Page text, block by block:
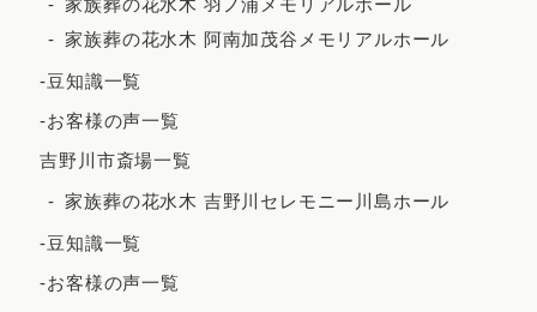
2023年1月
2022年12月
2022年5月
家族葬の花水木 羽ノ浦メモリアルホール
家族葬の花水木 阿南加茂谷メモリアルホール
-豆知識一覧
-お客様の声一覧
吉野川市斎場一覧
家族葬の花水木 吉野川セレモニー川島ホール
-豆知識一覧
-お客様の声一覧